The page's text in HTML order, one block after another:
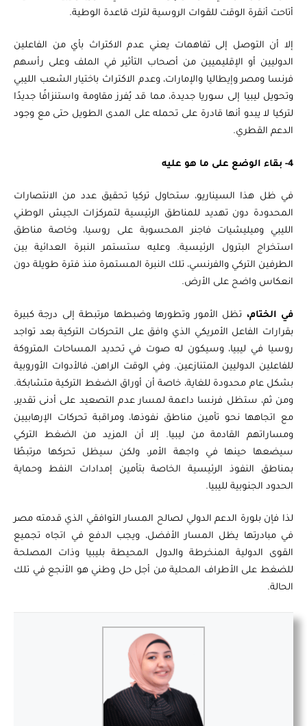
أتاحت أنقرة الوقت للقوات الروسية لترك قاعدة الوطية.
إلا أن التوصل إلى تفاهمات يعني عدم الاكتراث بأي من الفاعلين
الدوليين أو الإقليميين من أصحاب التأثير في الملف وعلى رأسهم
فرنسا ومصر وإيطاليا والإمارات، وعدم الاكتراث باختيار الشعب الليبي
وتحويل ليبيا إلى سوريا جديدة، مما قد يُفرز مقاومة واستنزافًا جديدًا
لتركيا لا يبدو أنها قادرة على تحمله على المدى الطويل حتى مع وجود
الدعم القطري.
في ظل هذا السيناريو، ستحاول تركيا تحقيق عدد من الانتصارات
المحدودة دون تهديد للمناطق الرئيسية لتمركزات الجيش الوطني
الليبي وميليشيات فاجنر المحسوبة على روسيا، وخاصة مناطق
استخراج البترول الرئيسية. وعليه ستستمر النبرة العدائية بين
الطرفين التركي والفرنسي، تلك النبرة المستمرة منذ فترة طويلة دون
انعكاس واضح على الأرض.
في الختام،تظل الأمور وتطورها وضبطها مرتبطة إلى درجة كبيرة
بقرارات الفاعل الأمريكي الذي وافق على التحركات التركية بعد تواجد
روسيا في ليبيا، وسيكون له صوت في تحديد المساحات المتروكة
للفاعلين الدوليين المتنازعين. وفي الوقت الراهن، فالأدوات الأوروبية
بشكل عام محدودة للغاية، خاصة أن أوراق الضغط التركية متشابكة.
ومن ثم، ستظل فرنسا داعمة لمسار عدم التصعيد على أدنى تقدير،
مع اتجاهها نحو تأمين مناطق نفوذها، ومراقبة تحركات الإرهابيين
ومساراتهم القادمة من ليبيا. إلا أن المزيد من الضغط التركي
سيضعها حينها في واجهة الأمر، ولكن سيظل تحركها مرتبطًا
بمناطق النفوذ الرئيسية الخاصة بتأمين إمدادات النفط وحماية
الحدود الجنوبية لليبيا.
لذا فإن بلورة الدعم الدولي لصالح المسار التوافقي الذي قدمته مصر
في مبادرتها يظل المسار الأفضل، ويجب الدفع في اتجاه تجميع
القوى الدولية المنخرطة والدول المحيطة بليبيا وذات المصلحة
للضغط على الأطراف المحلية من أجل حل وطني هو الأنجع في تلك
الحالة.